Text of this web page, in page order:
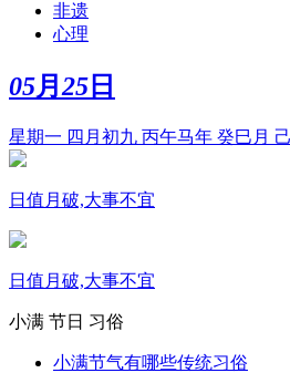
非遗
心理
05月 25 日
星期一 四月初九 丙午马年 癸巳月
日值月破,大事不宜
日值月破,大事不宜
小满 节日 习俗
小满节气有哪些传统习俗